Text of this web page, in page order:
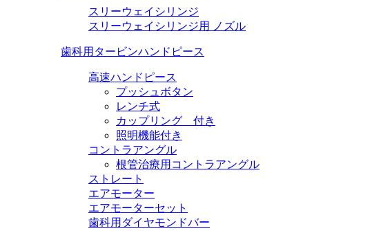
スリーウェイシリンジ
スリーウェイシリンジ用 ノズル
歯科用タービンハンドピース
高速ハンドピース
プッシュボタン
レンチ式
カップリング 付き
照明機能付き
コントラアングル
根管治療用コントラアングル
ストレート
エアモーター
エアモーターセット
歯科用ダイヤモンドバー